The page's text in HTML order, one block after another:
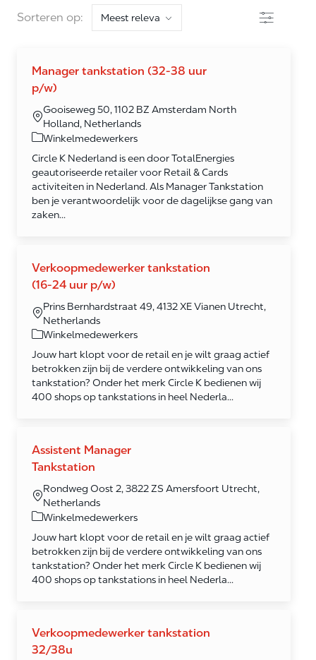
Sorteren op: Filter
Manager tankstation (32-38 uur
p/w)
Gooiseweg 50, 1102 BZ Amsterdam North
Holland, Netherlands
Category
Winkelmedewerkers
Circle K Nederland is een door TotalEnergies
geautoriseerde retailer voor Retail & Cards
activiteiten in Nederland. Als Manager Tankstation
ben je verantwoordelijk voor de dagelijkse gang van
zaken...
Verkoopmedewerker tankstation
(16-24 uur p/w)
Prins Bernhardstraat 49, 4132 XE Vianen Utrecht,
Netherlands
Category
Winkelmedewerkers
Jouw hart klopt voor de retail en je wilt graag actief
betrokken zijn bij de verdere ontwikkeling van ons
tankstation? Onder het merk Circle K bedienen wij
400 shops op tankstations in heel Nederla...
Assistent Manager
Tankstation
Rondweg Oost 2, 3822 ZS Amersfoort Utrecht,
Netherlands
Category
Winkelmedewerkers
Jouw hart klopt voor de retail en je wilt graag actief
betrokken zijn bij de verdere ontwikkeling van ons
tankstation? Onder het merk Circle K bedienen wij
400 shops op tankstations in heel Nederla...
Verkoopmedewerker tankstation
32/38u